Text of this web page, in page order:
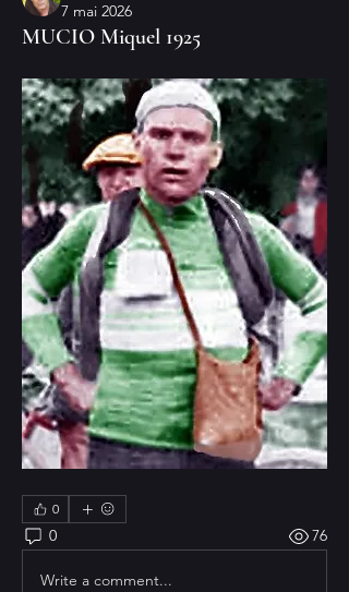
7 mai 2026
MUCIO Miquel 1925
0
0 76
Write a comment...